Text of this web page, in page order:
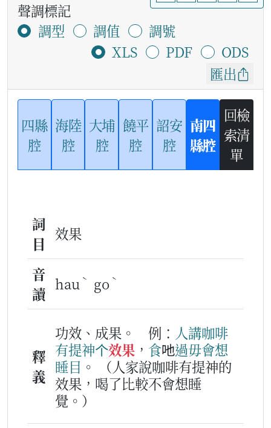
聲調標記
調型
調值
調號
XLS
PDF
ODS
匯出
四縣
腔
海陸
腔
大埔
腔
饒平
腔
詔安
腔
南四
縣腔
回檢
索清
單
詞
目
效果
音
讀
hau ˋ go ˋ
釋
義
功效、成果。 例： 人講咖啡
有提神个效果 ， 食吔過毋會想
睡目 。
（人家說咖啡有提神的
效果，喝了比較不會想睡
覺。）